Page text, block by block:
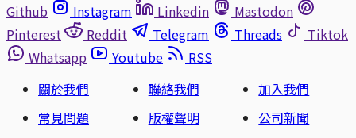
Github
Instagram Linkedin
Mastodon
Pinterest
Reddit Telegram Threads
Tiktok
Whatsapp
Youtube
RSS
關於我們
聯絡我們
加入我們
常見問題
版權聲明
公司新聞